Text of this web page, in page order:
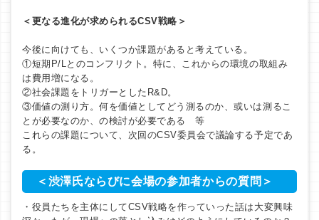
＜更なる進化が求められるCSV戦略＞
今後に向けても、いくつか課題があると考えている。
①短期P/Lとのコンフリクト。特に、これからの環境の取組み
は費用増になる。
②社会課題をトリガーとしたR&D。
③価値の測り方。何を価値としてどう測るのか、或いは測るこ
とが必要なのか、の検討が必要である 等
これらの課題について、次回のCSV委員会で議論する予定であ
る。
＜渋澤氏ならびに会場の参加者からの質問＞
・役員たちを主体にしてCSV戦略を作っていった話は大変興味